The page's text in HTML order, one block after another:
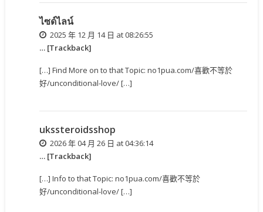
ไซด์ไลน์
2025 年 12 月 14 日 at 08:26:55
… [Trackback]
[…] Find More on to that Topic: no1pua.com/喜歡不等於
好/unconditional-love/ […]
ukssteroidsshop
2026 年 04 月 26 日 at 04:36:14
… [Trackback]
[…] Info to that Topic: no1pua.com/喜歡不等於
好/unconditional-love/ […]